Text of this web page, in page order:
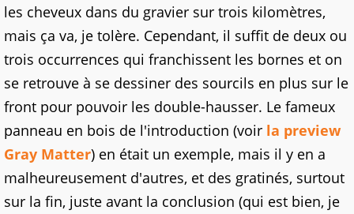
les cheveux dans du gravier sur trois kilomètres,
mais ça va, je tolère. Cependant, il suffit de deux ou
trois occurrences qui franchissent les bornes et on
se retrouve à se dessiner des sourcils en plus sur le
front pour pouvoir les double-hausser. Le fameux
panneau en bois de l'introduction (voir la preview
Gray Matter) en était un exemple, mais il y en a
malheureusement d'autres, et des gratinés, surtout
sur la fin, juste avant la conclusion (qui est bien, je